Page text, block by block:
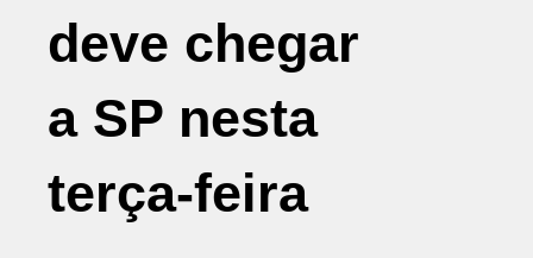
deve chegar
a SP nesta
terça-feira